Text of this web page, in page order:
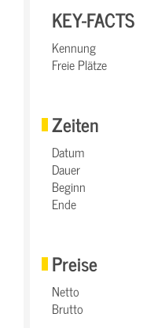
KEY-FACTS
Kennung
Freie Plätze
Zeiten
Datum
Dauer
Beginn
Ende
Preise
Netto
Brutto